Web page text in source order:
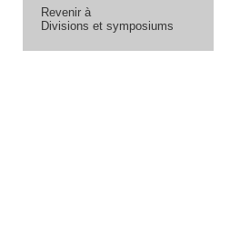
Revenir à
Divisions et symposiums